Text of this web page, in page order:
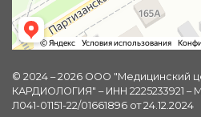
© 2024 – 2026 ООО "Медицинский
КАРДИОЛОГИЯ" – ИНН 2225233921
Л041-01151-22/01661896 от 24.12.2024